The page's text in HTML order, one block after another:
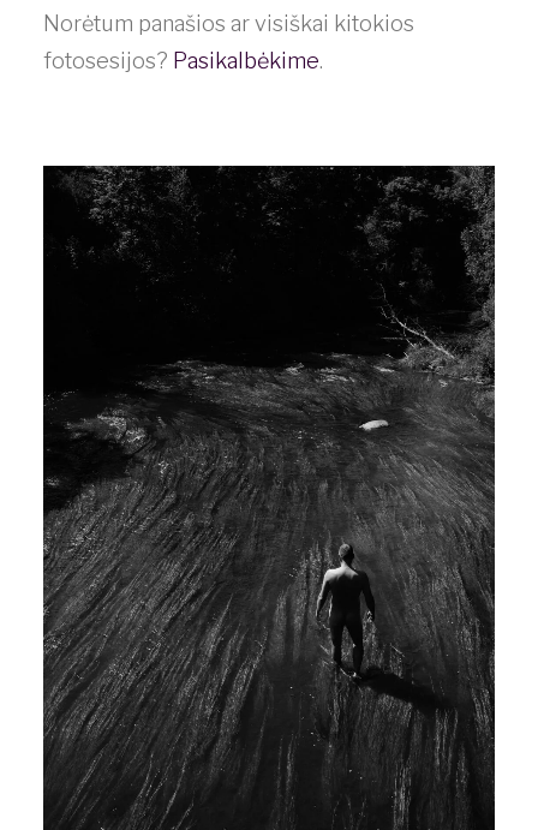
Norėtum panašios ar visiškai kitokios
fotosesijos? Pasikalbėkime.